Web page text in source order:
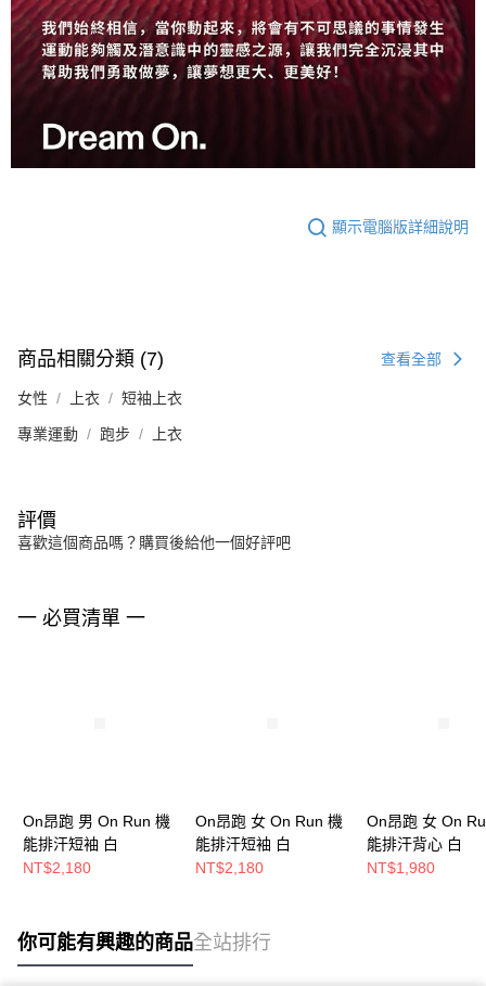
顯示電腦版詳細說明
商品相關分類 (7) 查看全部
女性 上衣 短袖上衣
專業運動 跑步 上衣
評價
喜歡這個商品嗎？購買後給他一個好評吧
一 必買清單 一
On昂跑 男 On Run 機
能排汗短袖 白
NT$2,180
On昂跑 女 On Run 機
能排汗短袖 白
NT$2,180
On昂跑 女 On
能排汗背心 白
NT$1,980
你可能有興趣的商品全站排行